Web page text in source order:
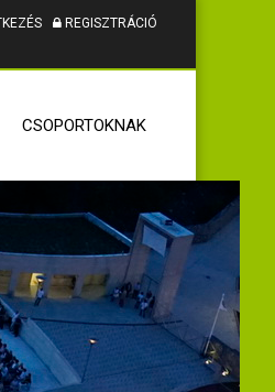
REGISZTRÁCIÓ
CSOPORTOKNAK